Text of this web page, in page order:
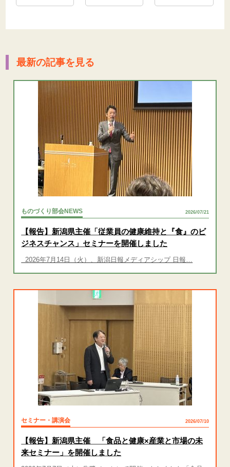
最新の記事を見る
ものづくり部会NEWS 2026/07/21
【報告】新潟県主催「従業員の健康維持と『食』のビ
ジネスチャンス」セミナーを開催しました
2026年7月14日（火）、新潟日報メディアシップ 日報…
セミナー・講演会 2026/07/10
【報告】新潟県主催 「食品と健康×産業と市場の未
来セミナー」を開催しました